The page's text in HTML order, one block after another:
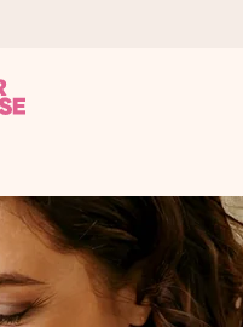
det betyder som mest.